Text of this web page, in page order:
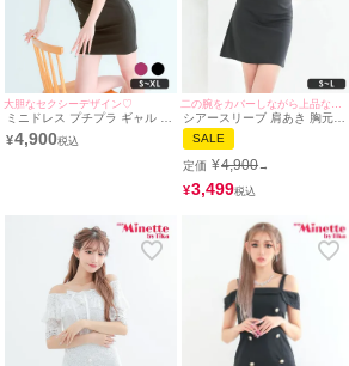
大胆なセクシーデザイン♡
ミニドレス プチプラ ギャル タ
イト オフショル セクシー 低身
長 谷間 リボン クロスデザイン
¥4,900
シアースリーブ 肩あき 胸元隠
し タイト ミニドレス (ひなた
まる着用/S~Lサイズ対応) |
myMinette/マイミネット
SALE
定価 ¥4,900→
¥3,499